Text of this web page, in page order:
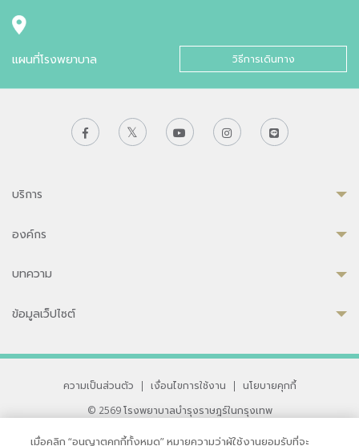
แผนที่โรงพยาบาล วิธีการเดินทาง
บริการ
องค์กร
บทความ
ข้อมูลเว็ปไซต์
ความเป็นส่วนตัว | เงื่อนไขการใช้งาน |
นโยบายคุกกี้
© 2569 โรงพยาบาลบำรุงราษฎร์ในกรุงเทพ
เมื่อคลิก “อนุญาตคุกกี้ทั้งหมด” หมายความว่าผู้ใช้งานยอมรับที่จะ